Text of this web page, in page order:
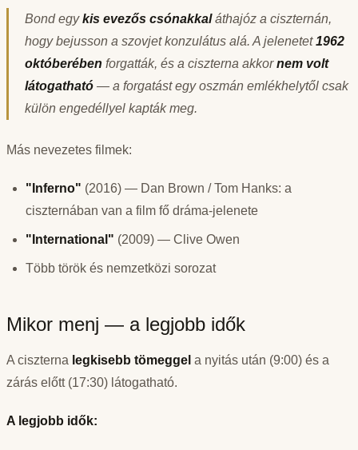
Bond egykis evezős csónakkaláthajóz a ciszternán,
hogy bejusson a szovjet konzulátus alá. A jelenetet1962
októberében forgatták, és a ciszterna akkornem volt
látogatható — a forgatást egy oszmán emlékhelytől csak
külön engedéllyel kapták meg.
Más nevezetes filmek:
"Inferno" (2016) — Dan Brown / Tom Hanks: a
ciszternában van a film fő dráma-jelenete
"International" (2009) — Clive Owen
Több török és nemzetközi sorozat
Mikor menj — a legjobb idők
A ciszterna legkisebb tömeggel a nyitás után (9:00) és a
zárás előtt (17:30) látogatható.
A legjobb idők: